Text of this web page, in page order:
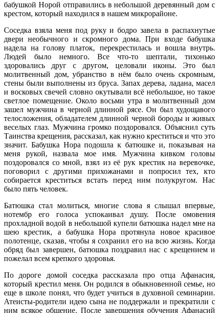
бабушкой Норой отправились в небольшой деревянный дом с
крестом, который находился в нашем микрорайоне.
Соседка взяла меня под руку и бодро завела в распахнутые
двери необычного и скромного дома. При входе бабушка
надела на голову платок, перекрестилась и вошла внутрь.
Людей было немного. Все что-то шептали, тихонько
здоровались друг с другом, целовали иконы. Это был
молитвенный дом, убранство в нём было очень скромным,
стены были выполнены из бруса. Запах дерева, ладана, масел
и восковых свечей словно окутывали всё небольшое, но такое
светлое помещение. Около восьми утра в молитвенный дом
зашел мужчина в черной длинной рясе. Он был худощавого
телосложения, обладателем длинной черной бороды и живых
веселых глаз. Мужчина громко поздоровался. Объяснил суть
Таинства крещения, рассказал, как нужно креститься и что это
значит. Бабушка Нора подошла к батюшке и, показывая на
меня рукой, назвала мое имя. Мужчина кивком головы
поздоровался со мной, взял из её рук крестик на веревочке,
поговорил с другими прихожанами и попросил тех, кто
собирается креститься встать перед ним полукругом. Нас
было пять человек.
Батюшка стал молиться, многие слова я слышал впервые,
нотембр его голоса успокаивал душу. После омовения
прохладной водой в небольшой купели батюшка надел мне на
шею крестик, а бабушка Нора протянула новое красивое
полотенце, сказав, чтобы я сохранил его на всю жизнь. Когда
обряд был завершен, батюшка поздравил нас с крещением и
пожелал всем крепкого здоровья.
По дороге домой соседка рассказала про отца Афанасия,
который крестил меня. Он родился в обыкновенной семье, но
еще в школе понял, что будет учиться в духовной семинарии.
Атеисты-родители идею сына не поддержали и прекратили с
ним всякое общение. После завершения обучения Афанасий